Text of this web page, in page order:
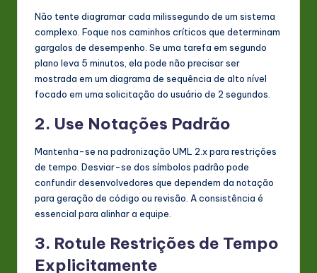
Não tente diagramar cada milissegundo de um sistema
complexo. Foque nos caminhos críticos que determinam
gargalos de desempenho. Se uma tarefa em segundo
plano leva 5 minutos, ela pode não precisar ser
mostrada em um diagrama de sequência de alto nível
focado em uma solicitação do usuário de 2 segundos.
2. Use Notações Padrão
Mantenha-se na padronização UML 2.x para restrições
de tempo. Desviar-se dos símbolos padrão pode
confundir desenvolvedores que dependem da notação
para geração de código ou revisão. A consistência é
essencial para alinhar a equipe.
3. Rotule Restrições de Tempo
Explicitamente